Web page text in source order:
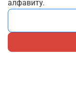
алфавиту.